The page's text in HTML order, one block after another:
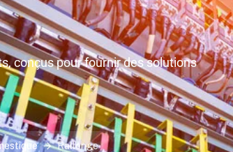
conçus pour fournir des solutions
Rallonge